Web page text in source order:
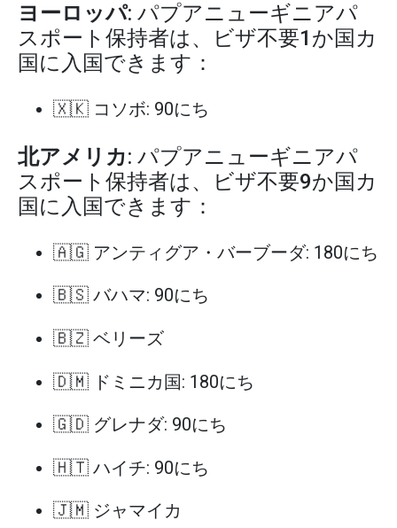
ヨーロッパ: パプアニューギニアパ
スポート保持者は、ビザ不要1か国カ
国に入国できます：
🇽🇰 コソボ: 90にち
北アメリカ: パプアニューギニアパ
スポート保持者は、ビザ不要9か国カ
国に入国できます：
🇦🇬 アンティグア・バーブーダ: 180にち
🇧🇸 バハマ: 90にち
🇧🇿 ベリーズ
🇩🇲 ドミニカ国: 180にち
🇬🇩 グレナダ: 90にち
🇭🇹 ハイチ: 90にち
🇯🇲 ジャマイカ